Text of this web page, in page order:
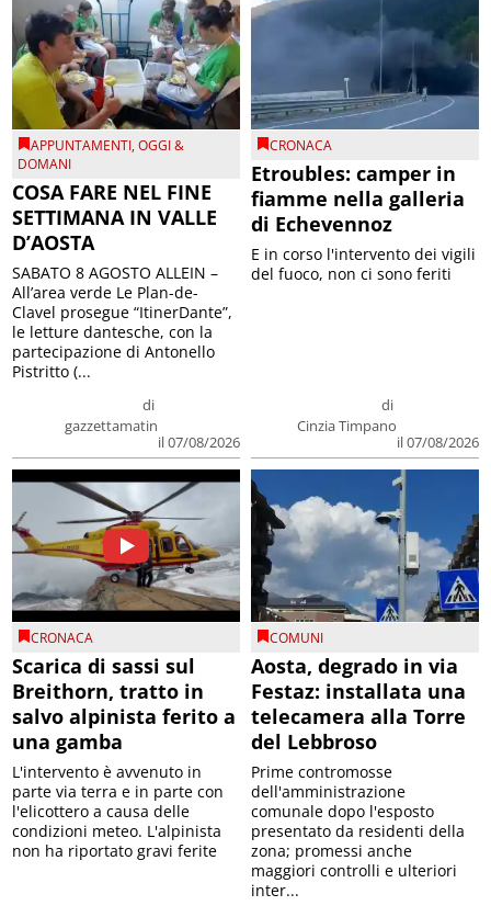
APPUNTAMENTI,OGGI &
DOMANI
COSA FARE NEL FINE
SETTIMANA IN VALLE
D’AOSTA
di
gazzettamatin
il 07/08/2026
SABATO 8 AGOSTO ALLEIN –
All’area verde Le Plan-de-
Clavel prosegue “ItinerDante”,
le letture dantesche, con la
partecipazione di Antonello
Pistritto (...
CRONACA
Etroubles: camper in
fiamme nella galleria
di Echevennoz
di
Cinzia Timpano
il 07/08/2026
E in corso l'intervento dei vigili
del fuoco, non ci sono feriti
CRONACA
Scarica di sassi sul
Breithorn, tratto in
salvo alpinista ferito a
una gamba
L'intervento è avvenuto in
parte via terra e in parte con
l'elicottero a causa delle
condizioni meteo. L'alpinista
non ha riportato gravi ferite
COMUNI
Aosta, degrado in via
Festaz: installata una
telecamera alla Torre
del Lebbroso
Prime contromosse
dell'amministrazione
comunale dopo l'esposto
presentato da residenti della
zona; promessi anche
maggiori controlli e ulteriori
inter...